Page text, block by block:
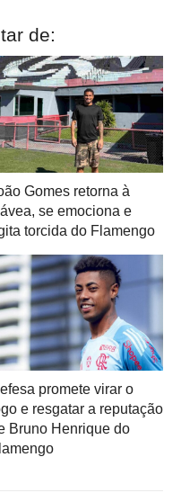
de:
Gomes retorna à
se emociona e
torcida do Flamengo
promete virar o
e resgatar a reputação
Bruno Henrique do